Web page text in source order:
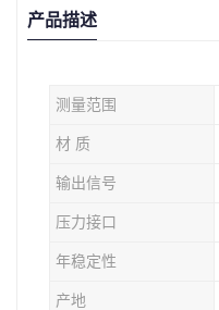
产品描述
测量范围
材 质
输出信号
压力接口
年稳定性
产地